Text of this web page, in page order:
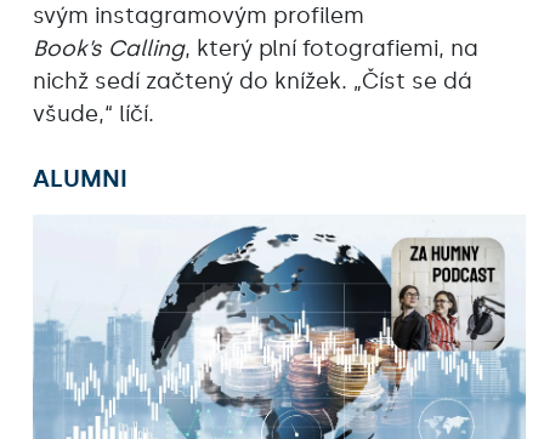
svým instagramovým profilem
Book’s Calling, který plní fotografiemi, na
nichž sedí začtený do knížek. „Číst se dá
všude,“ líčí.
ALUMNI